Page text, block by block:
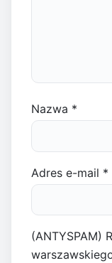
Nazwa *
Adres e-mail *
(ANTYSPAM)